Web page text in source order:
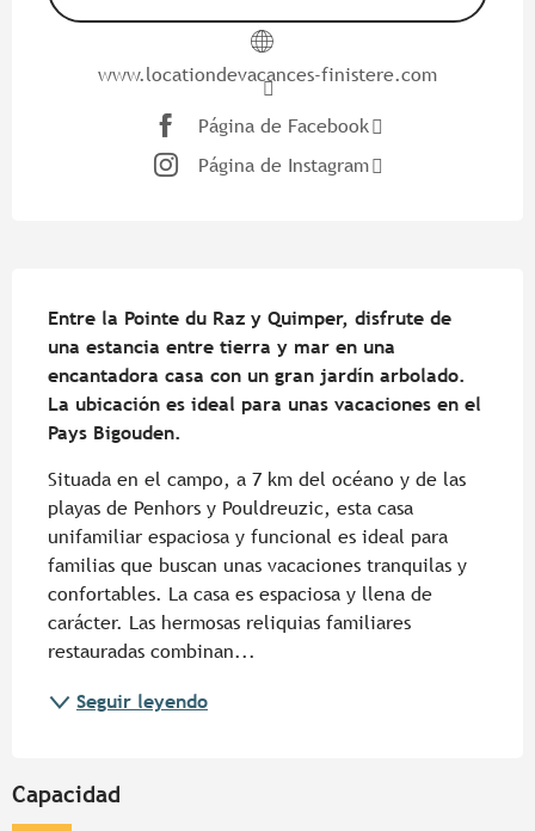
www.locationdevacances-finistere.com
Página de Facebook
Página de Instagram
Entre la Pointe du Raz y Quimper, disfrute de
una estancia entre tierra y mar en una
encantadora casa con un gran jardín arbolado.
La ubicación es ideal para unas vacaciones en el
Pays Bigouden.
Situada en el campo, a 7 km del océano y de las
playas de Penhors y Pouldreuzic, esta casa
unifamiliar espaciosa y funcional es ideal para
familias que buscan unas vacaciones tranquilas y
confortables. La casa es espaciosa y llena de
carácter. Las hermosas reliquias familiares
restauradas combinan...
Seguir leyendo
Capacidad